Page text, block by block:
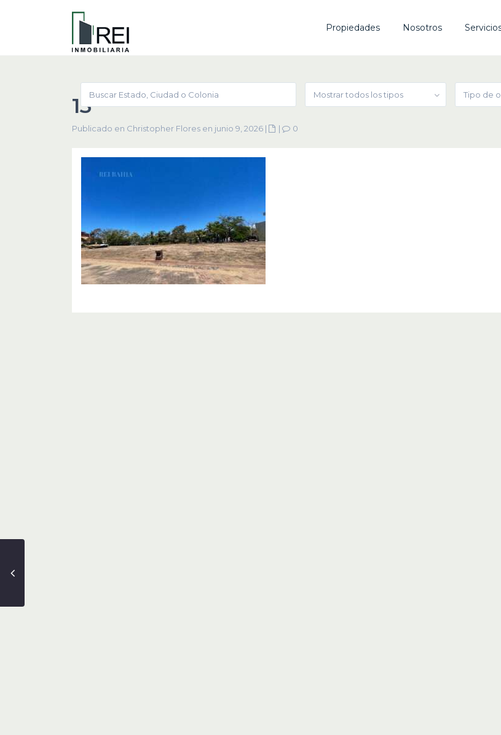
Propiedades Nosotros
Mostrar todos los tipos Tipo de
13
Publicado en Christopher Flores en junio 9, 2026 | | 0